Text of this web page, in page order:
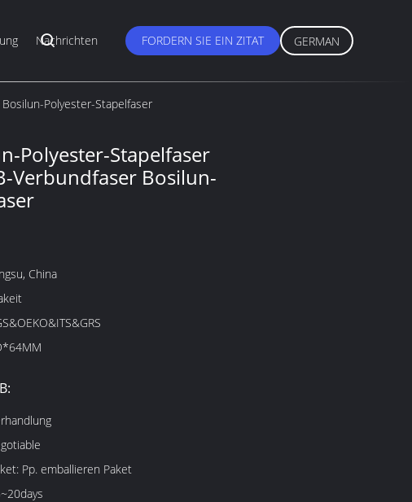
Nachrichten FORDERN SIE EIN ZITAT GERMAN
Polyester-Stapelfaser
Polyester-Stapelfaser
Verbundfaser Bosilun-
China
Paket: Pp. emballieren Paket